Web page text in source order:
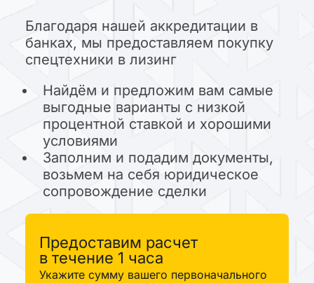
Благодаря нашей аккредитации в
банках, мы предоставляем покупку
спецтехники в лизинг
Найдём и предложим вам самые
выгодные варианты с низкой
процентной ставкой и хорошими
условиями
Заполним и подадим документы,
возьмем на себя юридическое
сопровождение сделки
Предоставим расчет
в течение 1 часа
Укажите сумму вашего первоначального